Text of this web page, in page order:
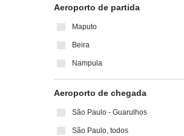
Aeroporto de partida
Maputo
Beira
Nampula
Aeroporto de chegada
São Paulo - Guarulhos
São Paulo, todos